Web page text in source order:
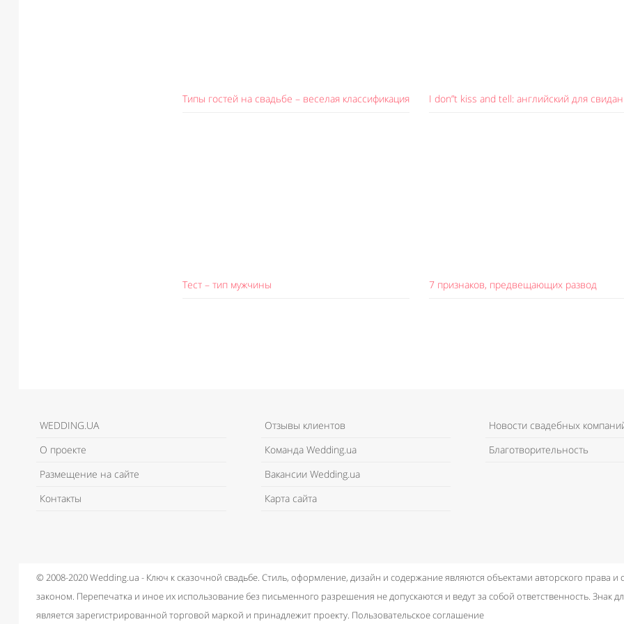
Типы гостей на свадьбе – веселая классификация I don”t kiss and tell: английский для
Тест – тип мужчины 7 признаков, предвещающих развод
WEDDING.UA
О проекте
Размещение на сайте
Контакты
Отзывы клиентов
Команда Wedding.ua
Вакансии Wedding.ua
Карта сайта
Новости свадебных
Благотворительность
© 2008-2020 Wedding.ua - Ключ к сказочной свадьбе. Стиль, оформление, дизайн и содержание являются объектами авторского права и
законом. Перепечатка и иное их использование без письменного разрешения не допускаются и ведут за собой ответственность. Знак
является зарегистрированной торговой маркой и принадлежит проекту. Пользовательское соглашение